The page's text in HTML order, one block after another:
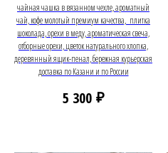
чайная чашка в вязанном чехле, ароматный
чай, кофе молотый премиум качества, плитка
шоколада, орехи в меду, ароматическая свеча,
отборные орехи, цветок натурального хлопка,
деревянный ящик-пенал, бережная курьерская
доставка по Казани и по России
5 300 ₽